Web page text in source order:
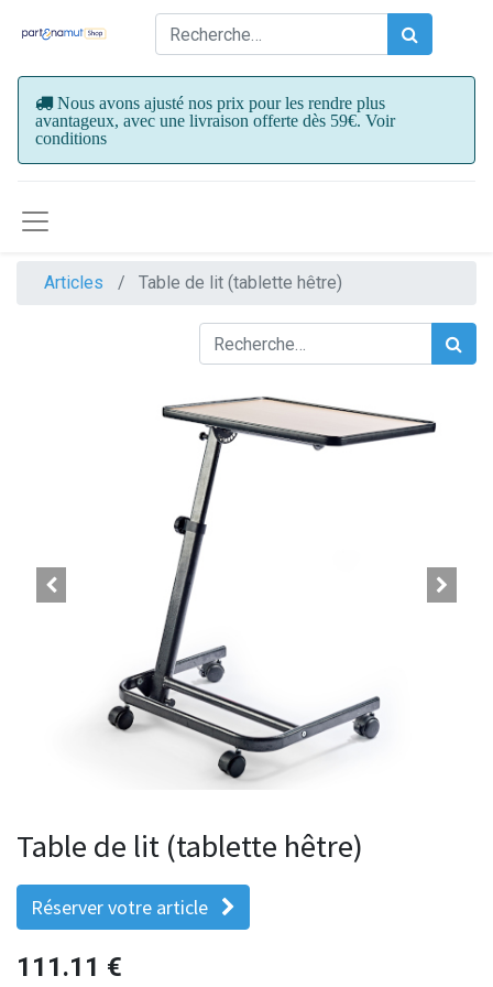
Nous avons ajusté nos prix pour les rendre plus
avantageux, avec une livraison offerte dès 59€. Voir
conditions
Articles Table de lit (tablette hêtre)
Table de lit (tablette hêtre)
Réserver votre article
111.11 €